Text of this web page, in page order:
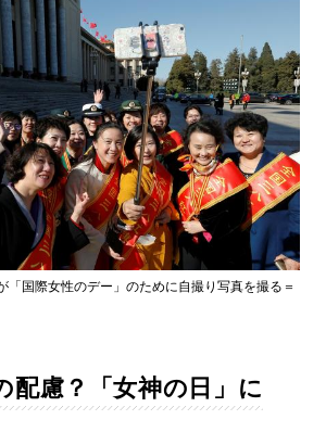
「国際女性のデー」のために自撮り写真を撮る＝
配慮？「女神の日」に